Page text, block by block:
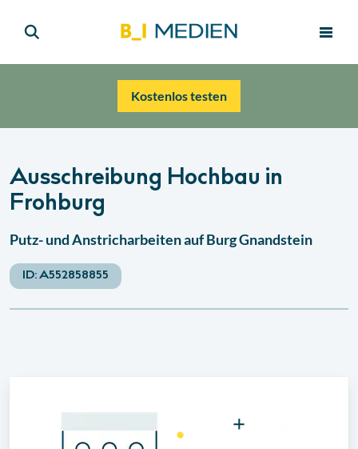
Kostenlos testen
Ausschreibung Hochbau in
Frohburg
Putz- und Anstricharbeiten auf Burg Gnandstein
ID:A552858855